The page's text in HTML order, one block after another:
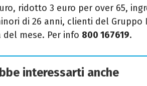
ridotto 3 euro per over 65,
di 26 anni, clienti del Gruppo
del mese. Per info 800 167619.
interessarti anche